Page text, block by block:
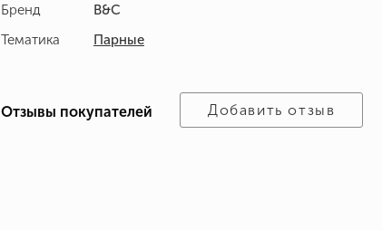
Бренд
B&C
Тематика
Парные
Отзывы покупателей Добавить отзыв